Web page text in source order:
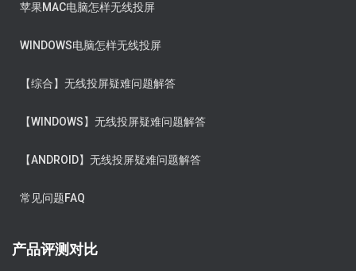
苹果MAC电脑怎样无线投屏
WINDOWS电脑怎样无线投屏
【综合】无线投屏疑难问题解答
【WINDOWS】无线投屏疑难问题解答
【ANDROID】无线投屏疑难问题解答
常见问题FAQ
产品评测对比